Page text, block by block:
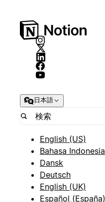
日本語
English (US)
Bahasa Indonesia
Dansk
Deutsch
English (UK)
Español (España)